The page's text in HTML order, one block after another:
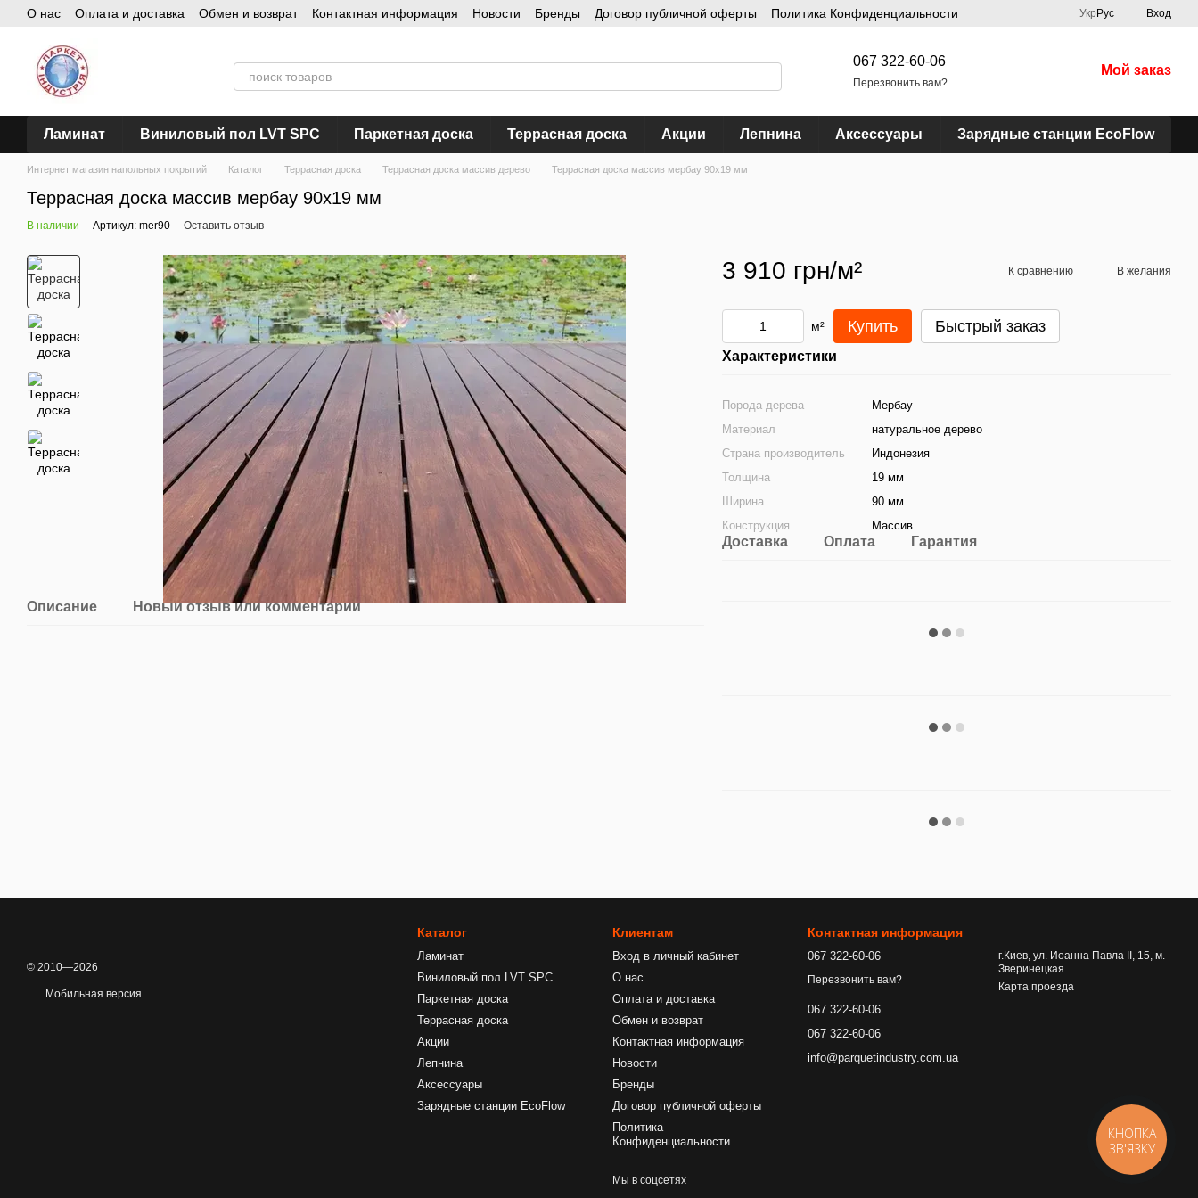
Перейти к основному контенту
О нас Оплата и доставка Обмен и возврат Контактная информация Новости Бренды Договор публичной оферты Политика Конфиденциальности Укр Рус Вход
067 322-60-06
Перезвонить вам?
Мой заказ
Ламинат Виниловый пол LVT SPC Паркетная доска Террасная доска Акции Лепнина Аксессуары Зарядные станции EcoFlow
Интернет магазин напольных покрытий Каталог Террасная доска Террасная доска массив дерево Террасная доска массив мербау 90х19 мм
Террасная доска массив мербау 90х19 мм
В наличии Артикул: mer90 Оставить отзыв
Описание Новый отзыв или комментарий
3 910 грн/м² К сравнению В желания
м² Купить Быстрый заказ
Характеристики
Порода дерева
Мербау
Материал
натуральное дерево
Страна производитель
Индонезия
Толщина
19 мм
Ширина
90 мм
Конструкция
Массив
Доставка Оплата Гарантия
© 2010—2026
Мобильная версия
Каталог
Ламинат
Виниловый пол LVT SPC
Паркетная доска
Террасная доска
Акции
Лепнина
Аксессуары
Зарядные станции EcoFlow
Клиентам
Вход в личный кабинет
О нас
Оплата и доставка
Обмен и возврат
Контактная информация
Новости
Бренды
Договор публичной оферты
Политика
Конфиденциальности
Мы в соцсетях
Контактная информация
067 322-60-06
Перезвонить вам?
067 322-60-06
067 322-60-06
info@parquetindustry.com.ua
г.Киев, ул. Иоанна Павла ІІ, 15, м.
Зверинецкая
Карта проезда
КНОПКА
ЗВ'ЯЗКУ